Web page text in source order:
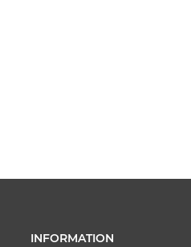
INFORMATION